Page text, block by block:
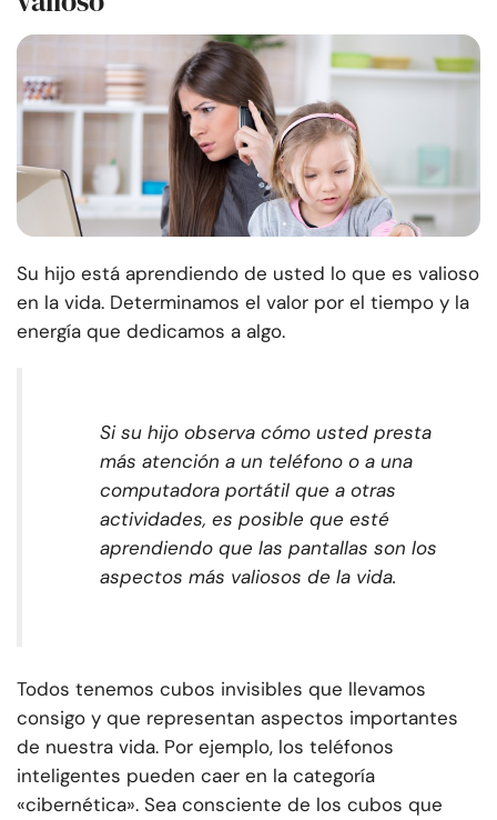
Su hijo está aprendiendo de usted lo que es valioso
en la vida. Determinamos el valor por el tiempo y la
energía que dedicamos a algo.
Si su hijo observa cómo usted presta
más atención a un teléfono o a una
computadora portátil que a otras
actividades, es posible que esté
aprendiendo que las pantallas son los
aspectos más valiosos de la vida.
Todos tenemos cubos invisibles que llevamos
consigo y que representan aspectos importantes
de nuestra vida. Por ejemplo, los teléfonos
inteligentes pueden caer en la categoría
«cibernética». Sea consciente de los cubos que